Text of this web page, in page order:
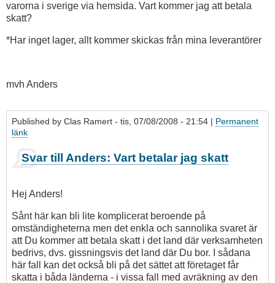
varorna i sverige via hemsida. Vart kommer jag att betala
skatt?
*Har inget lager, allt kommer skickas från mina leverantörer
mvh Anders
Published by Clas Ramert - tis, 07/08/2008 - 21:54 | Permanent
länk
Svar till Anders: Vart betalar jag skatt
Hej Anders!
Sånt här kan bli lite komplicerat beroende på
omständigheterna men det enkla och sannolika svaret är
att Du kommer att betala skatt i det land där verksamheten
bedrivs, dvs. gissningsvis det land där Du bor. I sådana
här fall kan det också bli på det sättet att företaget får
skatta i båda länderna - i vissa fall med avräkning av den